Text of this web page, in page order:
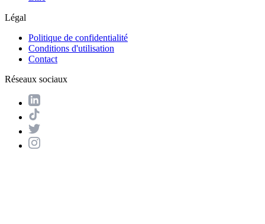
Légal
Politique de confidentialité
Conditions d'utilisation
Contact
Réseaux sociaux